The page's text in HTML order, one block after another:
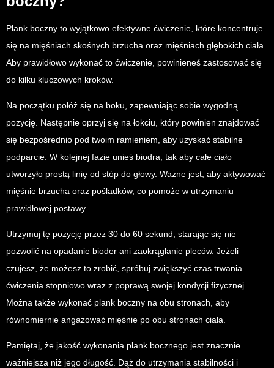
Plank boczny to wyjątkowo efektywne ćwiczenie, które koncentruje
się na mięśniach skośnych brzucha oraz mięśniach głębokich ciała.
Aby prawidłowo wykonać to ćwiczenie, powinieneś zastosować się
do kilku kluczowych kroków.
Na początku połóż się na boku, zapewniając sobie wygodną
pozycję. Następnie oprzyj się na łokciu, który powinien znajdować
się bezpośrednio pod twoim ramieniem, aby uzyskać stabilne
podparcie. W kolejnej fazie unieś biodra, tak aby całe ciało
utworzyło prostą linię od stóp do głowy. Ważne jest, aby aktywować
mięśnie brzucha oraz pośladków, co pomoże w utrzymaniu
prawidłowej postawy.
Utrzymuj tę pozycję przez 30 do 60 sekund, starając się nie
pozwolić na opadanie bioder ani zaokrąglanie pleców. Jeżeli
czujesz, że możesz to zrobić, spróbuj zwiększyć czas trwania
ćwiczenia stopniowo wraz z poprawą swojej kondycji fizycznej.
Można także wykonać plank boczny na obu stronach, aby
równomiernie angażować mięśnie po obu stronach ciała.
Pamiętaj, że jakość wykonania plank bocznego jest znacznie
ważniejsza niż jego długość. Dąż do utrzymania stabilności i